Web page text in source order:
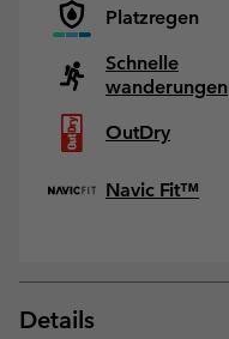
Platzregen
Schnelle
wanderungen
OutDry
Navic Fit™
Details